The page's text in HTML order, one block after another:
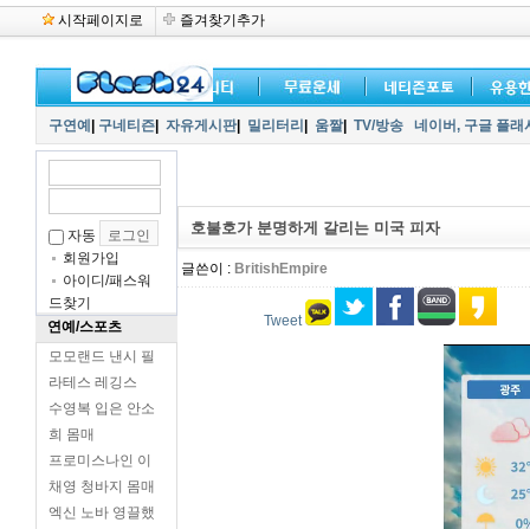
시작페이지로 즐겨찾기추가
구연예 구네티즌 자유게시판| 밀리터리 움짤| TV/방송 네이버, 구글 플
자동
회원가입
아이디/패스워
드찾기
연예/스포츠
모모랜드 낸시 필
라테스 레깅스
수영복 입은 안소
희 몸매
프로미스나인 이
채영 청바지 몸매
엑신 노바 영끌했
호불호가 분명하게 갈리는 미국 피자
글쓴이 : BritishEmpire
Tweet